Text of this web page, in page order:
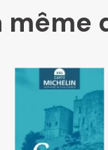
libraires
L'Aventure Michelin